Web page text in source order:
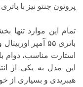
پروتون جنتو نیز با باتری ۵۵ آمپر سازگار هستند.
تمام این موارد تنها
باتری ۵۵ آمپر
استارت مناسب، دوام
این مدل به یکی از
هیبریدی و بسیاری از